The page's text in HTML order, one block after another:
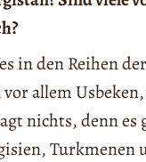
in den Reihen
allem
nichts, denn
Turkmenen